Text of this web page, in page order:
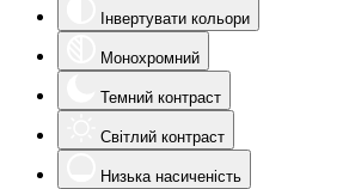
Інвертувати кольори
Монохромний
Темний контраст
Світлий контраст
Низька насиченість